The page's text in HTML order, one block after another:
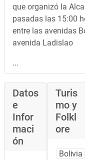
que organizó la
pasadas las 15:00
entre las avenidas
avenida Ladislao
...
Datos
e
Infor
maci
ón
Turis
mo y
Folkl
ore
Bolivia